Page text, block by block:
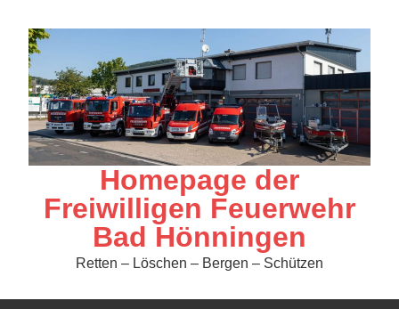
springen
Homepage der
Freiwilligen Feuerwehr
Bad Hönningen
Retten – Löschen – Bergen – Schützen